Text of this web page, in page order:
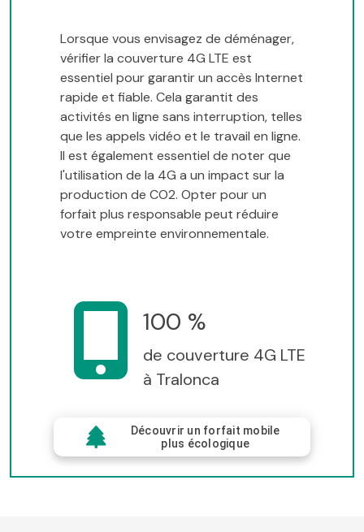
Lorsque vous envisagez de déménager,
vérifier la couverture 4G LTE est
essentiel pour garantir un accès Internet
rapide et fiable. Cela garantit des
activités en ligne sans interruption, telles
que les appels vidéo et le travail en ligne.
Il est également essentiel de noter que
l'utilisation de la 4G a un impact sur la
production de CO2. Opter pour un
forfait plus responsable peut réduire
votre empreinte environnementale.
100 %
de couverture 4G LTE
à Tralonca
Découvrir un forfait mobile
plus écologique